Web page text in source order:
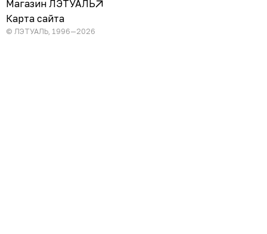
Магазин ЛЭТУАЛЬ
Карта сайта
© ЛЭТУАЛЬ, 1996—2026